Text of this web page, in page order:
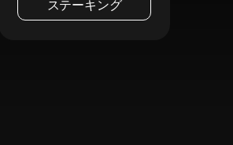
ステーキング